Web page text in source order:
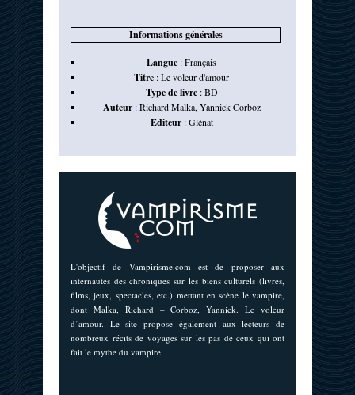
Informations générales
Langue :Français
Titre :Le voleur d'amour
Type de livre:BD
Auteur:Richard Malka, Yannick Corboz
Editeur:Glénat
L'objectif de Vampirisme.com est de proposer aux
internautes des chroniques sur les biens culturels (livres,
films, jeux, spectacles, etc.) mettant en scène le vampire,
dont Malka, Richard – Corboz, Yannick. Le voleur
d’amour. Le site propose également aux lecteurs de
nombreux récits de voyages sur les pas de ceux qui ont
fait le mythe du vampire.